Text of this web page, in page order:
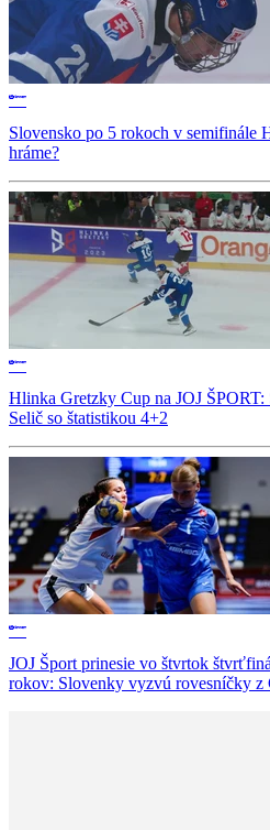
Slovensko po 5 rokoch v semifinále
hráme?
Hlinka Gretzky Cup na JOJ
Selič so štatistikou 4+2
JOJ Šport prinesie vo štvrtok
rokov: Slovenky vyzvú rovesníčky z